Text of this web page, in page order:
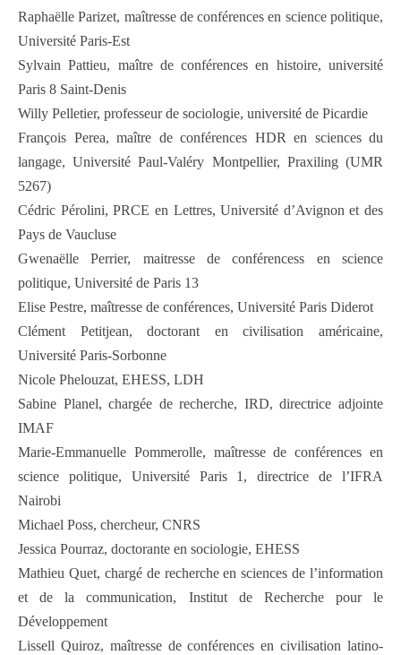
Raphaëlle Parizet, maîtresse de conférences en science politique,
Université Paris-Est
Sylvain Pattieu, maître de conférences en histoire, université
Paris 8 Saint-Denis
Willy Pelletier, professeur de sociologie, université de Picardie
François Perea, maître de conférences HDR en sciences du
langage, Université Paul-Valéry Montpellier, Praxiling (UMR
5267)
Cédric Pérolini, PRCE en Lettres, Université d’Avignon et des
Pays de Vaucluse
Gwenaëlle Perrier, maitresse de conférencess en science
politique, Université de Paris 13
Elise Pestre, maîtresse de conférences, Université Paris Diderot
Clément Petitjean, doctorant en civilisation américaine,
Université Paris-Sorbonne
Nicole Phelouzat, EHESS, LDH
Sabine Planel, chargée de recherche, IRD, directrice adjointe
IMAF
Marie-Emmanuelle Pommerolle, maîtresse de conférences en
science politique, Université Paris 1, directrice de l’IFRA
Nairobi
Michael Poss, chercheur, CNRS
Jessica Pourraz, doctorante en sociologie, EHESS
Mathieu Quet, chargé de recherche en sciences de l’information
et de la communication, Institut de Recherche pour le
Développement
Lissell Quiroz, maîtresse de conférences en civilisation latino-